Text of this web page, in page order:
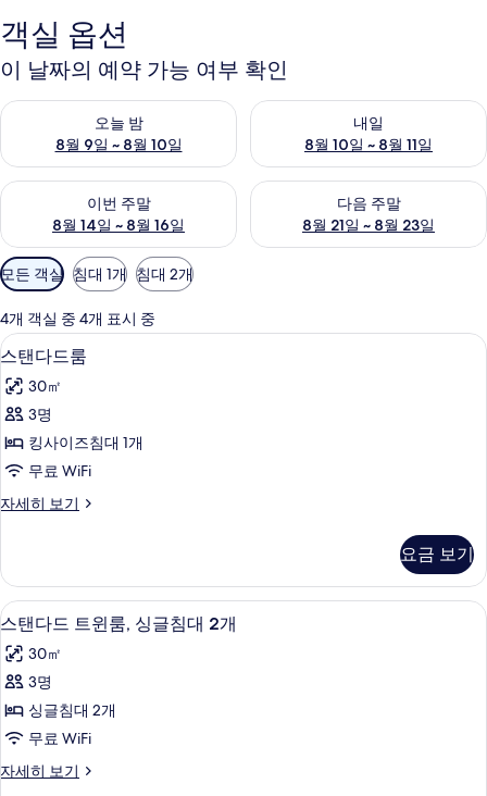
객실 옵션
이 날짜의 예약 가능 여부 확인
오늘 밤
8월 9일 ~ 8월 10일
오늘 밤 예약 가능 여부 확인, 8월 9일 ~ 8월 10일
내일
8월 10일 ~ 8월 11일
내일 예약 가능 여부 확인, 8월
이번 주말
8월 14일 ~ 8월 16일
이번 주말 예약 가능 여부 확인, 8월 14일 ~ 8월 16일
다음 주말
8월 21일 ~ 8월 23일
다음 주말 예약 가능 여부 확인
객
실
에
사
용
가
능
한
터
모든 객실 침대 1개 침대 2개
4개 객실 중 4개 표시 중
스
탠
다
드
룸
사
진
두
보
기
스탠다드룸 | 고급 침구, 오리/거위털
9
스탠다드룸
30㎡
3명
킹사이즈침대 1개
무료 WiFi
자세히 보기
스
룸
자
세
보
기
요금 보기
스
탠
다
드
트
윈
룸,
스탠다드 트윈룸, 싱글침대 2개 | 고급
7
스탠다드 트윈룸, 싱글침대 2개
30㎡
3명
싱글침대 2개
무료 WiFi
자세히 보기
스